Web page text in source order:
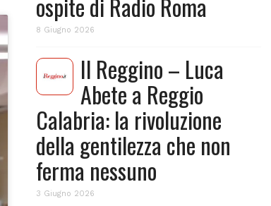
ospite di Radio Roma
8 Giugno 2026
Il Reggino – Luca
Abete a Reggio
Calabria: la rivoluzione
della gentilezza che non
ferma nessuno
3 Giugno 2026